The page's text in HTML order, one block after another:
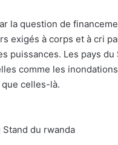
la question de
exigés à corps et à cri
puissances. Les pays
comme les
celles-là.
du rwanda